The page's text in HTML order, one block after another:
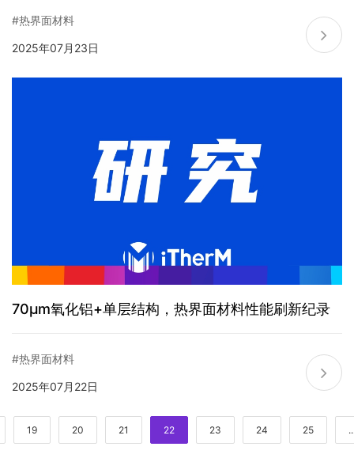
#热界面材料
2025年07月23日
70μm氧化铝+单层结构，热界面材料性能刷新纪录
#热界面材料
2025年07月22日
19 20 21 22 23 24 25